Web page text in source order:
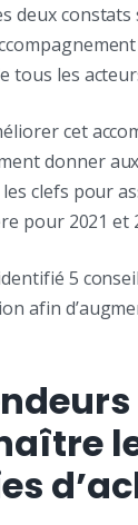
deux
tous les
cet
donner
clefs pour
pour 2021 et
5
afin